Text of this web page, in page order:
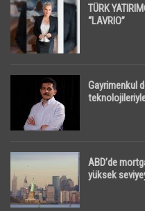
TÜRK
“LAVRIO”
Gayrimenkul
ABD’de
yüksek